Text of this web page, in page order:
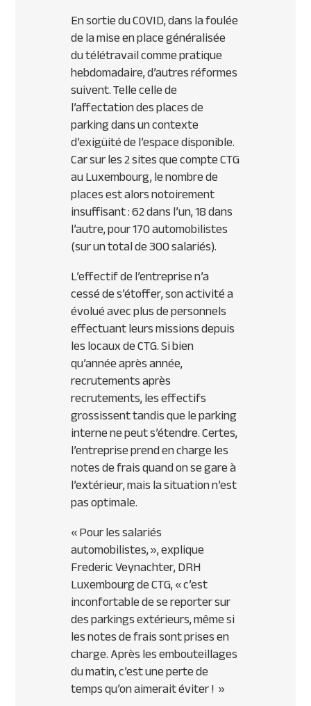
En sortie du COVID, dans la foulée
de la mise en place généralisée
du télétravail comme pratique
hebdomadaire, d’autres réformes
suivent. Telle celle de
l’affectation des places de
parking dans un contexte
d’exigüité de l’espace disponible.
Car sur les 2 sites que compte CTG
au Luxembourg, le nombre de
places est alors notoirement
insuffisant : 62 dans l’un, 18 dans
l’autre, pour 170 automobilistes
(sur un total de 300 salariés).
L’effectif de l’entreprise n’a
cessé de s’étoffer, son activité a
évolué avec plus de personnels
effectuant leurs missions depuis
les locaux de CTG. Si bien
qu’année après année,
recrutements après
recrutements, les effectifs
grossissent tandis que le parking
interne ne peut s’étendre. Certes,
l’entreprise prend en charge les
notes de frais quand on se gare à
l’extérieur, mais la situation n’est
pas optimale.
«Pour les salariés
automobilistes,», explique
Frederic Veynachter, DRH
Luxembourg de CTG, «c’est
inconfortable de se reporter sur
des parkings extérieurs, même si
les notes de frais sont prises en
charge. Après les embouteillages
du matin, c’est une perte de
temps qu’on aimerait éviter ! »